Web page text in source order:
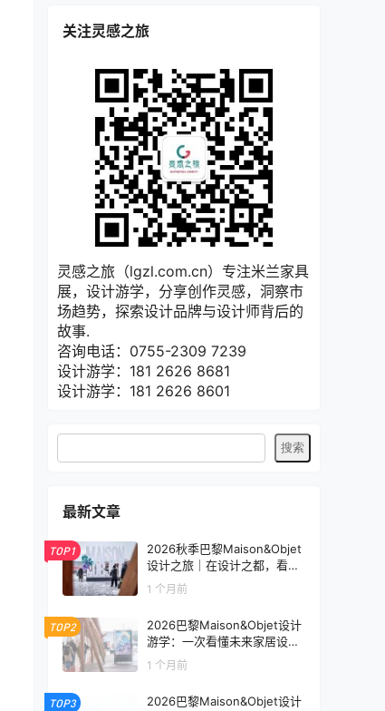
关注灵感之旅
灵感之旅（lgzl.com.cn）专注米兰家具
展，设计游学，分享创作灵感，洞察市
场趋势，探索设计品牌与设计师背后的
故事.
咨询电话：0755-2309 7239
设计游学：181 2626 8681
设计游学：181 2626 8601
最新文章
TOP1
2026秋季巴黎Maison&Objet
设计之旅｜在设计之都，看见
未来生活的模样
1 个月前
TOP2
2026巴黎Maison&Objet设计
游学：一次看懂未来家居设计
趋势
1 个月前
TOP3
2026巴黎Maison&Objet设计